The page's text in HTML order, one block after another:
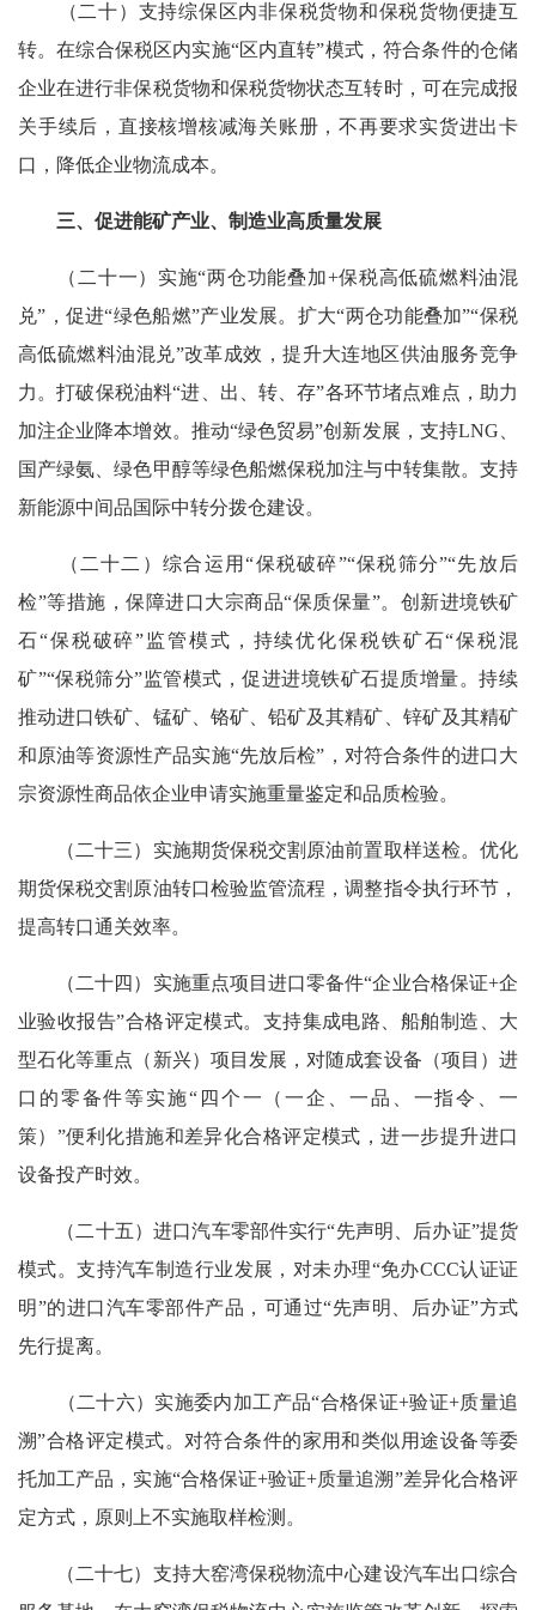
（二十）支持综保区内非保税货物和保税货物便捷互
转。在综合保税区内实施“区内直转”模式，符合条件的仓储
企业在进行非保税货物和保税货物状态互转时，可在完成报
关手续后，直接核增核减海关账册，不再要求实货进出卡
口，降低企业物流成本。
三、促进能矿产业、制造业高质量发展
（二十一）实施“两仓功能叠加+保税高低硫燃料油混
兑”，促进“绿色船燃”产业发展。扩大“两仓功能叠加”“保税
高低硫燃料油混兑”改革成效，提升大连地区供油服务竞争
力。打破保税油料“进、出、转、存”各环节堵点难点，助力
加注企业降本增效。推动“绿色贸易”创新发展，支持LNG、
国产绿氨、绿色甲醇等绿色船燃保税加注与中转集散。支持
新能源中间品国际中转分拨仓建设。
（二十二）综合运用“保税破碎”“保税筛分”“先放后
检”等措施，保障进口大宗商品“保质保量”。创新进境铁矿
石“保税破碎”监管模式，持续优化保税铁矿石“保税混
矿”“保税筛分”监管模式，促进进境铁矿石提质增量。持续
推动进口铁矿、锰矿、铬矿、铅矿及其精矿、锌矿及其精矿
和原油等资源性产品实施“先放后检”，对符合条件的进口大
宗资源性商品依企业申请实施重量鉴定和品质检验。
（二十三）实施期货保税交割原油前置取样送检。优化
期货保税交割原油转口检验监管流程，调整指令执行环节，
提高转口通关效率。
（二十四）实施重点项目进口零备件“企业合格保证+企
业验收报告”合格评定模式。支持集成电路、船舶制造、大
型石化等重点（新兴）项目发展，对随成套设备（项目）进
口的零备件等实施“四个一（一企、一品、一指令、一
策）”便利化措施和差异化合格评定模式，进一步提升进口
设备投产时效。
（二十五）进口汽车零部件实行“先声明、后办证”提货
模式。支持汽车制造行业发展，对未办理“免办CCC认证证
明”的进口汽车零部件产品，可通过“先声明、后办证”方式
先行提离。
（二十六）实施委内加工产品“合格保证+验证+质量追
溯”合格评定模式。对符合条件的家用和类似用途设备等委
托加工产品，实施“合格保证+验证+质量追溯”差异化合格评
定方式，原则上不实施取样检测。
（二十七）支持大窑湾保税物流中心建设汽车出口综合